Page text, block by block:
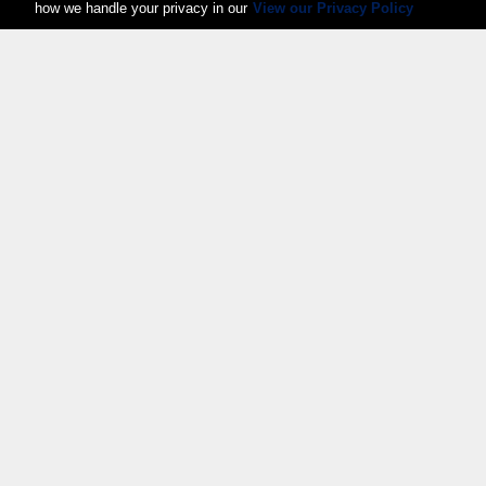
how we handle your privacy in our View our Privacy Policy